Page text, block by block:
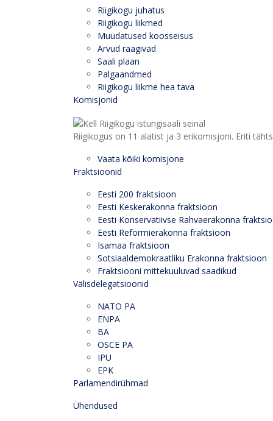
Riigikogu juhatus
Riigikogu liikmed
Muudatused koosseisus
Arvud räägivad
Saali plaan
Palgaandmed
Riigikogu liikme hea tava
Komisjonid
Riigikogus on 11 alatist ja 3 erikomisjoni. Eriti
Vaata kõiki komisjone
Fraktsioonid
Eesti 200 fraktsioon
Eesti Keskerakonna fraktsioon
Eesti Konservatiivse Rahvaerakonna
Eesti Reformierakonna fraktsioon
Isamaa fraktsioon
Sotsiaaldemokraatliku Erakonna fraktsioon
Fraktsiooni mittekuuluvad saadikud
Välisdelegatsioonid
NATO PA
ENPA
BA
OSCE PA
IPU
EPK
Parlamendirühmad
Ühendused